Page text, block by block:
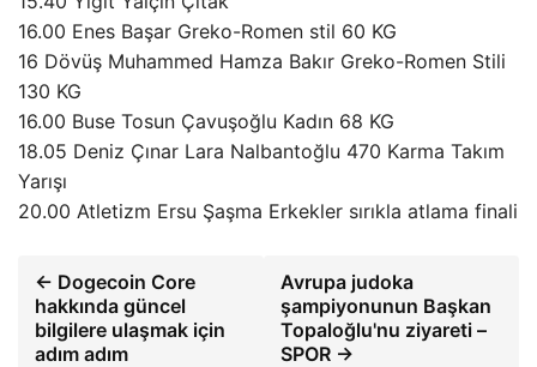
16.00 Enes Başar Greko-Romen stil 60 KG
16 Dövüş Muhammed Hamza Bakır Greko-Romen Stili
130 KG
16.00 Buse Tosun Çavuşoğlu Kadın 68 KG
18.05 Deniz Çınar Lara Nalbantoğlu 470 Karma Takım
Yarışı
20.00 Atletizm Ersu Şaşma Erkekler sırıkla atlama finali
← Dogecoin Core
hakkında güncel
bilgilere ulaşmak için
adım adım
Avrupa judoka
şampiyonunun Başkan
Topaloğlu'nu ziyareti –
SPOR →